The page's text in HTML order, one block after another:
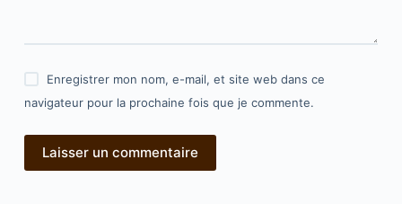
Enregistrer mon nom, e-mail, et site web dans ce
navigateur pour la prochaine fois que je commente.
Laisser un commentaire